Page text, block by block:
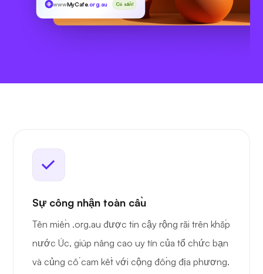
wwwMyCafe.org.au Có sẵn!
Sự công nhận toàn cầu
Tên miền .org.au được tin cậy rộng rãi trên khắp
nước Úc, giúp nâng cao uy tín của tổ chức bạn
và củng cố cam kết với cộng đồng địa phương.